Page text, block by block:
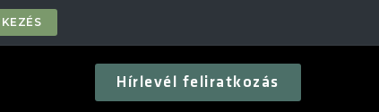
Hírlevél feliratkozás